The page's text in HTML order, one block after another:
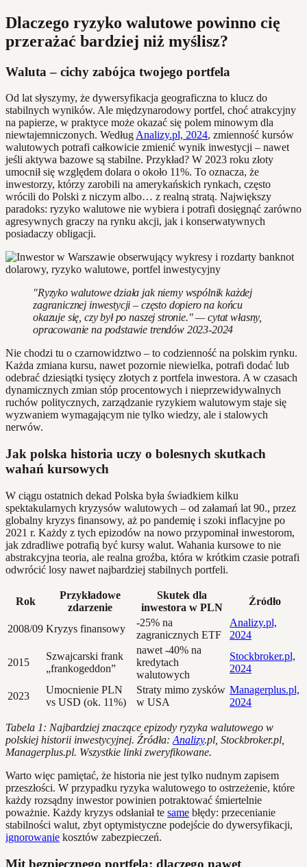
Dlaczego ryzyko walutowe powinno cię
przerażać bardziej niż myślisz?
Waluta – cichy zabójca twojego portfela
Od lat słyszymy, że dywersyfikacja geograficzna to klucz do
stabilnych wyników. Ale międzynarodowy portfel, choć atrakcyjny
na papierze, w praktyce może okazać się polem minowym dla
niewtajemniczonych. Według Analizy.pl, 2024, zmienność kursów
walutowych potrafi całkowicie zmienić wynik inwestycji – nawet
jeśli aktywa bazowe są stabilne. Przykład? W 2023 roku złoty
umocnił się względem dolara o około 11%. To oznacza, że
inwestorzy, którzy zarobili na amerykańskich rynkach, często
wrócili do Polski z niczym albo… z realną stratą. Największy
paradoks: ryzyko walutowe nie wybiera i potrafi dosięgnąć zarówno
agresywnych graczy na rynku akcji, jak i konserwatywnych
posiadaczy obligacji.
"Ryzyko walutowe działa jak niemy wspólnik każdej
zagranicznej inwestycji – często dopiero na końcu
okazuje się, czy był po naszej stronie." — cytat własny,
opracowanie na podstawie trendów 2023-2024
Nie chodzi tu o czarnowidztwo – to codzienność na polskim rynku.
Każda zmiana kursu, nawet pozornie niewielka, potrafi dodać lub
odebrać dziesiątki tysięcy złotych z portfela inwestora. A w czasach
dynamicznych zmian stóp procentowych i nieprzewidywalnych
ruchów politycznych, zarządzanie ryzykiem walutowym staje się
wyzwaniem wymagającym nie tylko wiedzy, ale i stalowych
nerwów.
Jak polska historia uczy o bolesnych skutkach
wahań kursowych
W ciągu ostatnich dekad Polska była świadkiem kilku
spektakularnych kryzysów walutowych – od załamań lat 90., przez
globalny kryzys finansowy, aż po pandemię i szoki inflacyjne po
2021 r. Każdy z tych epizodów na nowo przypominał inwestorom,
jak zdradliwe potrafią być kursy walut. Wahania kursowe to nie
abstrakcyjna teoria, ale realna groźba, która w krótkim czasie potrafi
odwrócić losy nawet najbardziej stabilnych portfeli.
Rok
Przykładowe
zdarzenie
Skutek dla
inwestora w PLN
Źródło
2008/09 Kryzys finansowy
-25% na
zagranicznych ETF
Analizy.pl,
2024
2015
Szwajcarski frank
„frankogeddon”
nawet -40% na
kredytach
walutowych
Stockbroker.pl,
2024
2023
Umocnienie PLN
vs USD (ok. 11%)
Straty mimo zysków
w USA
Managerplus.pl,
2024
Tabela 1: Najbardziej znaczące epizody ryzyka walutowego w
polskiej historii inwestycyjnej. Źródła: Analizy.pl, Stockbroker.pl,
Managerplus.pl. Wszystkie linki zweryfikowane.
Warto więc pamiętać, że historia nie jest tylko nudnym zapisem
przeszłości. W przypadku ryzyka walutowego to ostrzeżenie, które
każdy rozsądny inwestor powinien potraktować śmiertelnie
poważnie. Każdy kryzys odsłaniał te same błędy: przecenianie
stabilności walut, zbyt optymistyczne podejście do dywersyfikacji,
ignorowanie kosztów zabezpieczeń.
Mit bezpiecznego portfela: dlaczego nawet